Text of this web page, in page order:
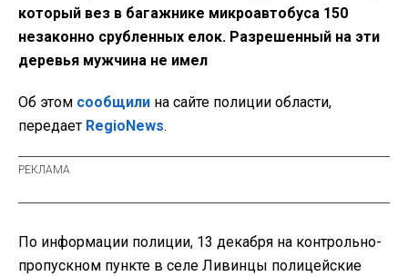
который вез в багажнике микроавтобуса 150
незаконно срубленных елок. Разрешенный на эти
деревья мужчина не имел
Об этом сообщили на сайте полиции области,
передает RegioNews.
По информации полиции, 13 декабря на контрольно-
пропускном пункте в селе Ливинцы полицейские